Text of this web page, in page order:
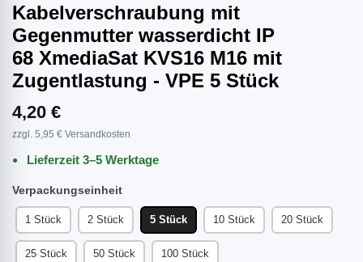
Kabelverschraubung mit
Gegenmutter wasserdicht IP
68 XmediaSat KVS16 M16 mit
Zugentlastung - VPE 5 Stück
4,20 €
zzgl. 5,95 € Versandkosten
Lieferzeit 3–5 Werktage
Verpackungseinheit
1 Stück 2 Stück 5 Stück 10 Stück 20 Stück
25 Stück 50 Stück 100 Stück